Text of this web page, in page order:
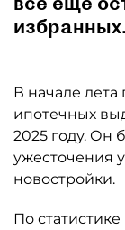
избранных.
В начале
ипотечных
2025 году. Он
ужесточения
новостройки.
По